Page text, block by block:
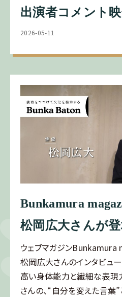
出演者コメント映
2026-05-11
Bunkamura
松岡広大さんが登
ウェブマガジンBunkamura
松岡広大さんのインタビュー
高い身体能力と繊細な表現
さんの、“自分を変えた言葉”